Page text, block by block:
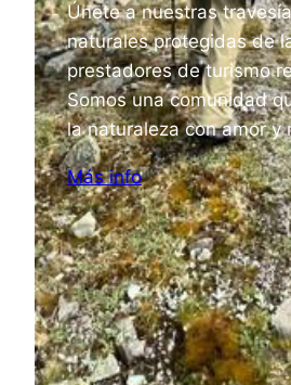
Únete a nuestras
naturales protegidas de
prestadores de turismo
Somos una comunidad
la naturaleza con amor y
Más info